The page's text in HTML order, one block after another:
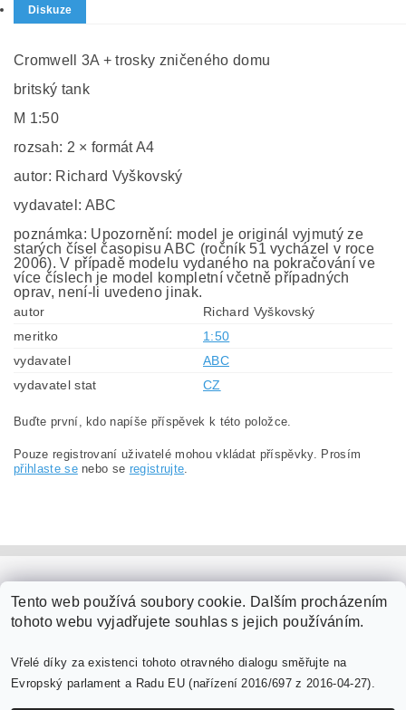
Diskuze
Cromwell 3A + trosky zničeného domu
britský tank
M 1:50
rozsah: 2 × formát A4
autor: Richard Vyškovský
vydavatel: ABC
poznámka: Upozornění: model je originál vyjmutý ze
starých čísel časopisu ABC (ročník 51 vycházel v roce
2006). V případě modelu vydaného na pokračování ve
více číslech je model kompletní včetně případných
oprav, není-li uvedeno jinak.
autor
Richard Vyškovský
meritko
1:50
vydavatel
ABC
vydavatel stat
CZ
Buďte první, kdo napíše příspěvek k této položce.
Pouze registrovaní uživatelé mohou vkládat příspěvky. Prosím
přihlaste senebo se registrujte.
Tento web používá soubory cookie. Dalším procházením
tohoto webu vyjadřujete souhlas s jejich používáním.
Vřelé díky za existenci tohoto otravného dialogu směřujte na
Evropský parlament a Radu EU (nařízení 2016/697 z 2016-04-27).